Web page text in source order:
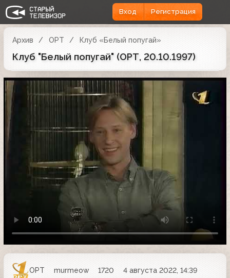
Вход Регистрация
Архив ОРТ Клуб «Белый попугай»
Клуб "Белый попугай" (ОРТ, 20.10.1997)
ОРТ murmeow 1720
4 августа 2022, 14:39